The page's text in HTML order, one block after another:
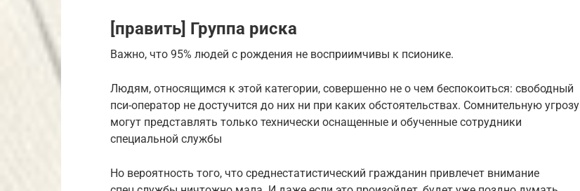
[править] Группа риска
Важно, что 95% людей с рождения не восприимчивы к псионике.
Людям, относящимся к этой категории, совершенно не о чем беспокоиться: свободный
пси-оператор не достучится до них ни при каких обстоятельствах. Сомнительную угрозу
могут представлять только технически оснащенные и обученные сотрудники
специальной службы
Но вероятность того, что среднестатистический гражданин привлечет внимание